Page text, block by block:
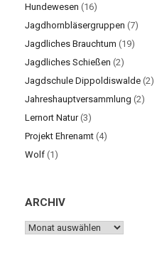
Hundewesen (16)
Jagdhornbläsergruppen (7)
Jagdliches Brauchtum (19)
Jagdliches Schießen (2)
Jagdschule Dippoldiswalde (2)
Jahreshauptversammlung (2)
Lernort Natur(3)
Projekt Ehrenamt (4)
Wolf (1)
ARCHIV
ARCHIV